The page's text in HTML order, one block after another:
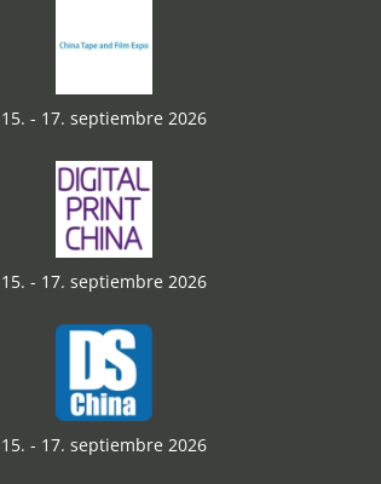
15. - 17. septiembre 2026
15. - 17. septiembre 2026
15. - 17. septiembre 2026